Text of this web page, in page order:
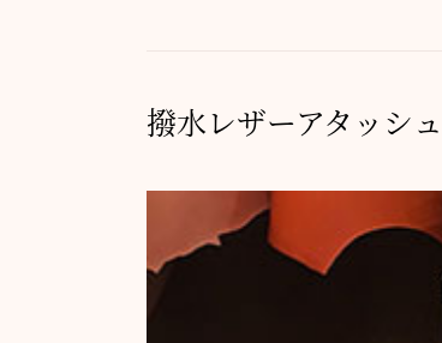
撥水レザーアタッシ